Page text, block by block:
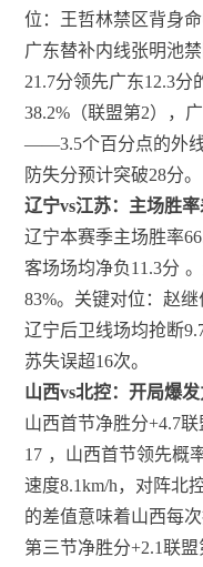
位：王哲林禁区背身
广东替补内线张明池
21.7分领先广东12.3
38.2%（联盟第2），
——3.5个百分点的外
防失分预计突破28分。
辽宁vs江苏：主场胜
辽宁本赛季主场胜率
客场场均净负11.3分
83%。关键对位：赵
辽宁后卫线场均抢断
苏失误超16次。
山西vs北控：开局爆
山西首节净胜分+4.7
17 ，山西首节领先概
速度8.1km/h，对阵北
的差值意味着山西每
第三节净胜分+2.1联